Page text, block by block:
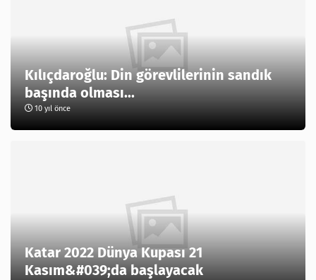
Kılıçdaroğlu: Din görevlilerinin sandık
başında olması...
10 yıl önce
Katar 2022 Dünya Kupası 21
Kasım&#039;da başlayacak